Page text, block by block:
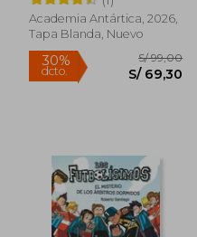
Academia Antártica, 2026,
Tapa Blanda, Nuevo
30%
dcto.
S/ 99,00
S/ 69,30